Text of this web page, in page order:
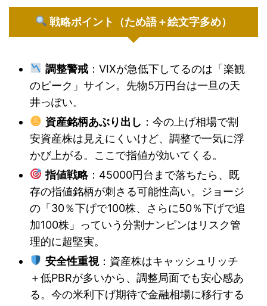
戦略ポイント（ため語＋絵文字多め）
調整警戒：VIXが急低下してるのは「楽観
のピーク」サイン。先物5万円台は一旦の天
井っぽい。
資産銘柄あぶり出し ：今の上げ相場で割
安資産株は見えにくいけど、調整で一気に浮
かび上がる。ここで指値が効いてくる。
指値戦略：45000円台まで落ちたら、既
存の指値銘柄が刺さる可能性高い。ジョージ
の「30％下げで100株、さらに50％下げで追
加100株」っていう分割ナンピンはリスク管
理的に超堅実。
安全性重視：資産株はキャッシュリッチ
＋低PBRが多いから、調整局面でも安心感あ
る。今の米利下げ期待で金融相場に移行する